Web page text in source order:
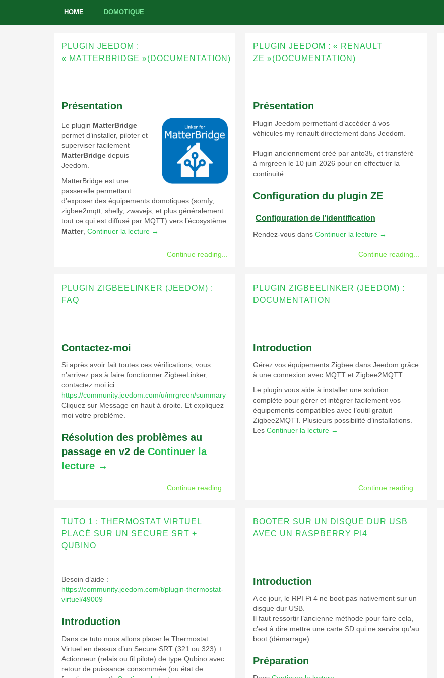
HOME DOMOTIQUE
PLUGIN JEEDOM :
« MATTERBRIDGE »(DOCUMENTATION)
Présentation
Le plugin MatterBridge
permet d’installer, piloter et
superviser facilement
MatterBridge depuis
Jeedom.
MatterBridge est une
passerelle permettant
d’exposer des équipements domotiques (somfy,
zigbee2mqtt, shelly, zwavejs, et plus généralement
tout ce qui est diffusé par MQTT) vers l’écosystème
Matter, Continuer la lecture →
Continue reading...
PLUGIN JEEDOM : « RENAULT
ZE »(DOCUMENTATION)
Présentation
Plugin Jeedom permettant d’accéder à vos
véhicules my renault directement dans Jeedom.
Plugin anciennement créé par anto35, et transféré
à mrgreen le 10 juin 2026 pour en effectuer la
continuité.
Configuration du plugin ZE
Configuration de l’identification
Rendez-vous dans Continuer la lecture →
Continue reading...
PLUGIN ZIGBEELINKER (JEEDOM) :
FAQ
Contactez-moi
Si après avoir fait toutes ces vérifications, vous
n’arrivez pas à faire fonctionner ZigbeeLinker,
contactez moi ici :
https://community.jeedom.com/u/mrgreen/summary
Cliquez sur Message en haut à droite. Et expliquez
moi votre problème.
Résolution des problèmes au
passage en v2 de Continuer la
lecture →
Continue reading...
PLUGIN ZIGBEELINKER (JEEDOM) :
DOCUMENTATION
Introduction
Gérez vos équipements Zigbee dans Jeedom grâce
à une connexion avec MQTT et Zigbee2MQTT.
Le plugin vous aide à installer une solution
complète pour gérer et intégrer facilement vos
équipements compatibles avec l’outil gratuit
Zigbee2MQTT. Plusieurs possibilité d’installations.
Les Continuer la lecture →
Continue reading...
TUTO 1 : THERMOSTAT VIRTUEL
PLACÉ SUR UN SECURE SRT +
QUBINO
Besoin d’aide :
https://community.jeedom.com/t/plugin-thermostat-
virtuel/49009
Introduction
Dans ce tuto nous allons placer le Thermostat
Virtuel en dessus d’un Secure SRT (321 ou 323) +
Actionneur (relais ou fil pilote) de type Qubino avec
retour de puissance consommée (ou état de
BOOTER SUR UN DISQUE DUR USB
AVEC UN RASPBERRY PI4
Introduction
A ce jour, le RPI Pi 4 ne boot pas nativement sur un
disque dur USB.
Il faut ressortir l’ancienne méthode pour faire cela,
c’est à dire mettre une carte SD qui ne servira qu’au
boot (démarrage).
Préparation